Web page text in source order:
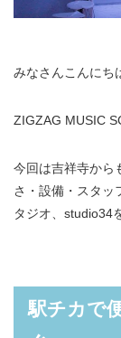
みなさんこんにち
ZIGZAG MUSIC
今回は吉祥寺から
さ・設備・スタッ
タジオ、studio34
駅チカで